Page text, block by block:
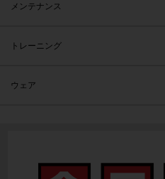
メンテナンス
トレーニング
ウェア